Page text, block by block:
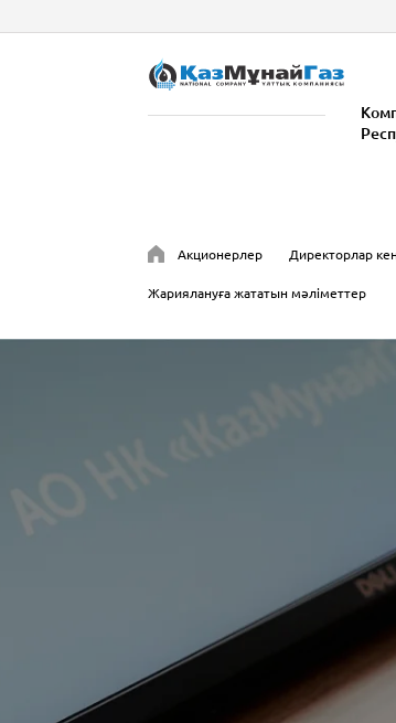
Акционерлер Директорлар
Жариялануға жататын мәліметтер